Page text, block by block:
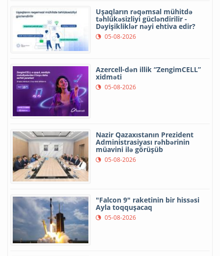
Uşaqların rəqəmsal mühitdə
təhlükəsizliyi gücləndirilir -
Dəyişikliklər nəyi ehtiva edir?
05-08-2026
Azercell-dən illik “ZengimCELL”
xidməti
05-08-2026
Nazir Qazaxıstanın Prezident
Administrasiyası rəhbərinin
müavini ilə görüşüb
05-08-2026
"Falcon 9" raketinin bir hissəsi
Ayla toqquşacaq
05-08-2026